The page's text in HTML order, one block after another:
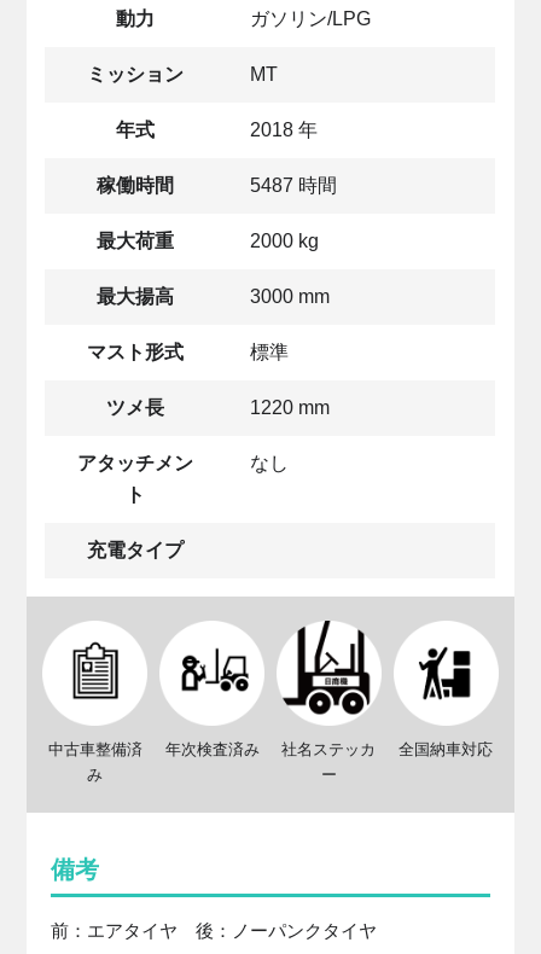
動力 ガソリン/LPG
ミッション MT
年式 2018 年
稼働時間 5487 時間
最大荷重 2000 kg
最大揚高 3000 mm
マスト形式 標準
ツメ長 1220 mm
アタッチメン
ト
なし
充電タイプ
中古車整備済
み
年次検査済み
社名ステッカ
ー
全国納車対応
備考
前：エアタイヤ 後：ノーパンクタイヤ